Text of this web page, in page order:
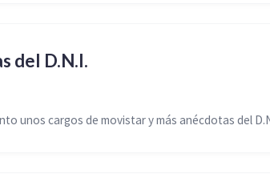
del D.N.I.
unos cargos de movistar y más anécdotas del